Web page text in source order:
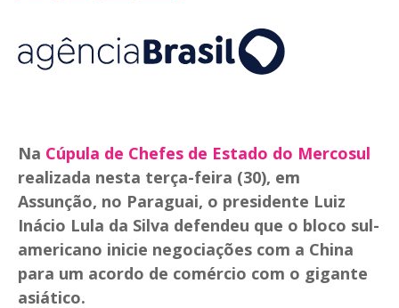
Na Cúpula de Chefes de Estado do Mercosul
realizada nesta terça-feira (30), em
Assunção, no Paraguai, o presidente Luiz
Inácio Lula da Silva defendeu que o bloco sul-
americano inicie negociações com a China
para um acordo de comércio com o gigante
asiático.